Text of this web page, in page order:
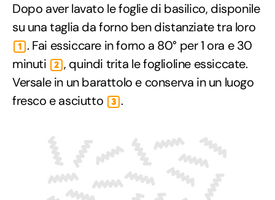
Dopo aver lavato le foglie di basilico, disponile
su una taglia da forno ben distanziate tra loro
1 . Fai essiccare in forno a 80° per 1 ora e 30
minuti
2 , quindi trita le foglioline essiccate.
Versale in un barattolo e conserva in un luogo
fresco e asciutto
3 .